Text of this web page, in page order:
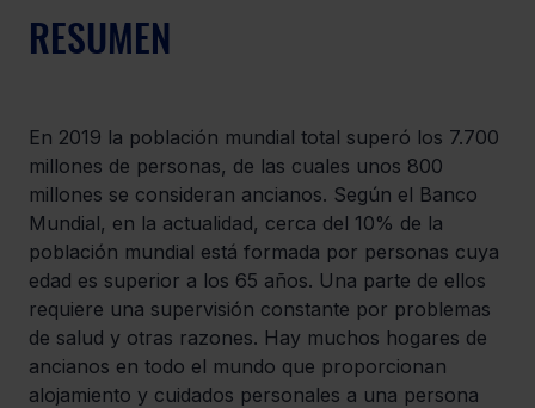
RESUMEN
En 2019 la población mundial total superó los 7.700
millones de personas, de las cuales unos 800
millones se consideran ancianos. Según el Banco
Mundial, en la actualidad, cerca del 10% de la
población mundial está formada por personas cuya
edad es superior a los 65 años. Una parte de ellos
requiere una supervisión constante por problemas
de salud y otras razones. Hay muchos hogares de
ancianos en todo el mundo que proporcionan
alojamiento y cuidados personales a una persona